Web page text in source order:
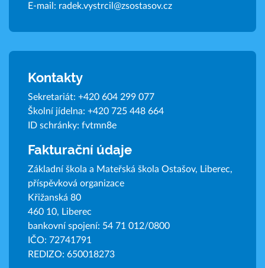
E-mail: radek.vystrcil@zsostasov.cz
Kontakty
Sekretariát: +420 604 299 077
Školní jídelna: +420 725 448 664
ID schránky: fvtmn8e
Fakturační údaje
Základní škola a Mateřská škola Ostašov, Liberec,
příspěvková organizace
Křižanská 80
460 10, Liberec
bankovní spojení: 54 71 012/0800
IČO: 72741791
REDIZO: 650018273